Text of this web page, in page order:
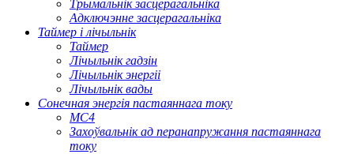
Трымальнік засцерагальніка
Адключэнне засцерагальніка
Таймер і лічыльнік
Таймер
Лічыльнік гадзін
Лічыльнік энергіі
Лічыльнік вады
Сонечная энергія пастаяннага току
МС4
Захоўвальнік ад перанапружання пастаяннага
току